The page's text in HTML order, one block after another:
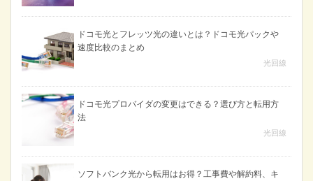
ドコモ光とフレッツ光の違いとは？ドコモ光パックや
速度比較のまとめ
光回線
ドコモ光プロバイダの変更はできる？選び方と転用方
法
光回線
ソフトバンク光から転用はお得？工事費や解約料、キ